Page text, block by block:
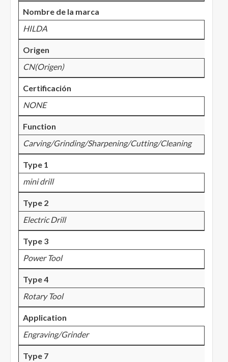
Nombre de la marca
HILDA
Origen
CN(Origen)
Certificación
NONE
Function
Carving/Grinding/Sharpening/Cutting/Cleaning
Type 1
mini drill
Type 2
Electric Drill
Type 3
Power Tool
Type 4
Rotary Tool
Application
Engraving/Grinder
Type 7